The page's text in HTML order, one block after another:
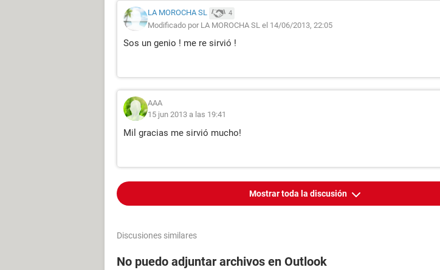
LA MOROCHA SL 4
Modificado por LA MOROCHA SL el 14/06/2013, 22:05
Sos un genio ! me re sirvió !
AAA
15 jun 2013 a las 19:41
Mil gracias me sirvió mucho!
Mostrar toda la discusión
Discusiones similares
No puedo adjuntar archivos en Outlook